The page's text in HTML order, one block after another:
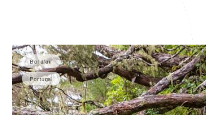
Bol d'air
Portugal